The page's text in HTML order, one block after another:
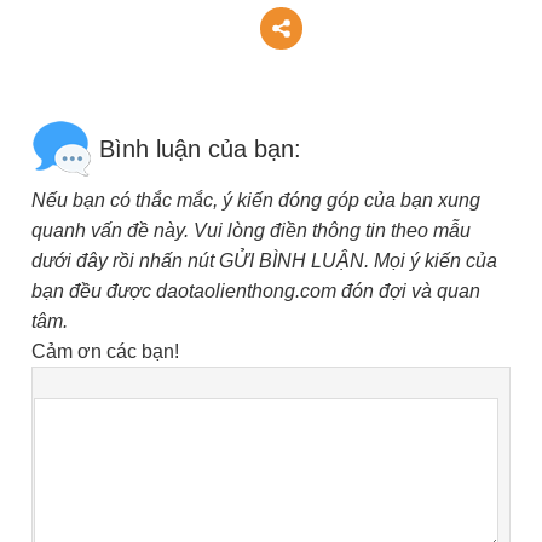
Bình luận của bạn:
Nếu bạn có thắc mắc, ý kiến đóng góp của bạn xung
quanh vấn đề này. Vui lòng điền thông tin theo mẫu
dưới đây rồi nhấn nút GỬI BÌNH LUẬN. Mọi ý kiến của
bạn đều được daotaolienthong.com đón đợi và quan
tâm.
Cảm ơn các bạn!